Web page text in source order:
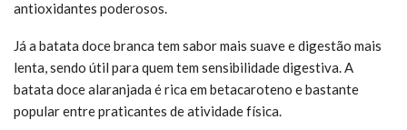
antioxidantes poderosos.
Já a batata doce branca tem sabor mais suave e digestão mais
lenta, sendo útil para quem tem sensibilidade digestiva. A
batata doce alaranjada é rica em betacaroteno e bastante
popular entre praticantes de atividade física.